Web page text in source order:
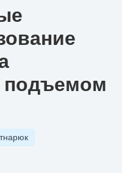
подъемом